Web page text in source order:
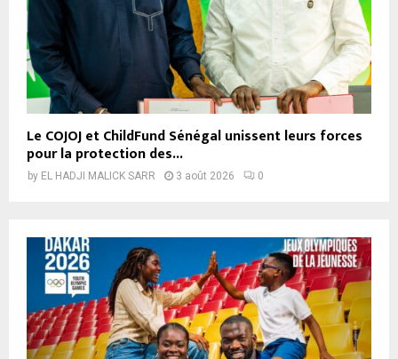
Le COJOJ et ChildFund Sénégal unissent leurs forces
pour la protection des...
by EL HADJI MALICK SARR 3 août 2026 0